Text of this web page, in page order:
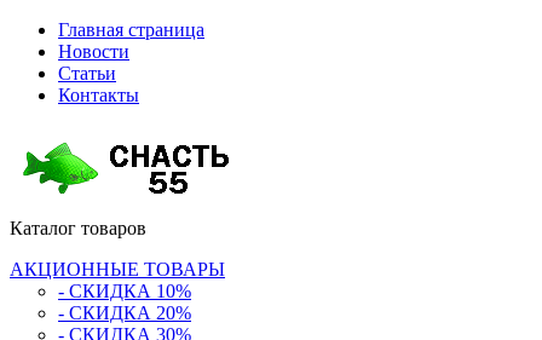
Главная страница
Новости
Статьи
Контакты
Каталог товаров
АКЦИОННЫЕ ТОВАРЫ
- СКИДКА 10%
- СКИДКА 20%
- СКИДКА 30%